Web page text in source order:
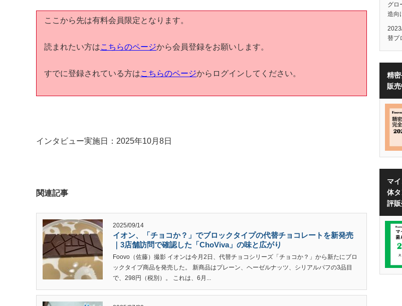
ここから先は有料会員限定となります。
読まれたい方はこちらのページから会員登録をお願いします。
すでに登録されている方はこちらのページからログインしてください。
インタビュー実施日：2025年10月8日
関連記事
2025/09/14
イオン、「チョコか？」でブロックタイプの代替チョコレートを新発売
｜3店舗訪問で確認した「ChoViva」の味と広がり
Foovo（佐藤）撮影 イオンは今月2日、代替チョコシリーズ「チョコか？」から新たにブロ
ックタイプ商品を発売した。 新商品はプレーン、ヘーゼルナッツ、シリアルパフの3品目
で、298円（税別）。 これは、6月...
グロ
造向
替プ
精
販
マ
体
評